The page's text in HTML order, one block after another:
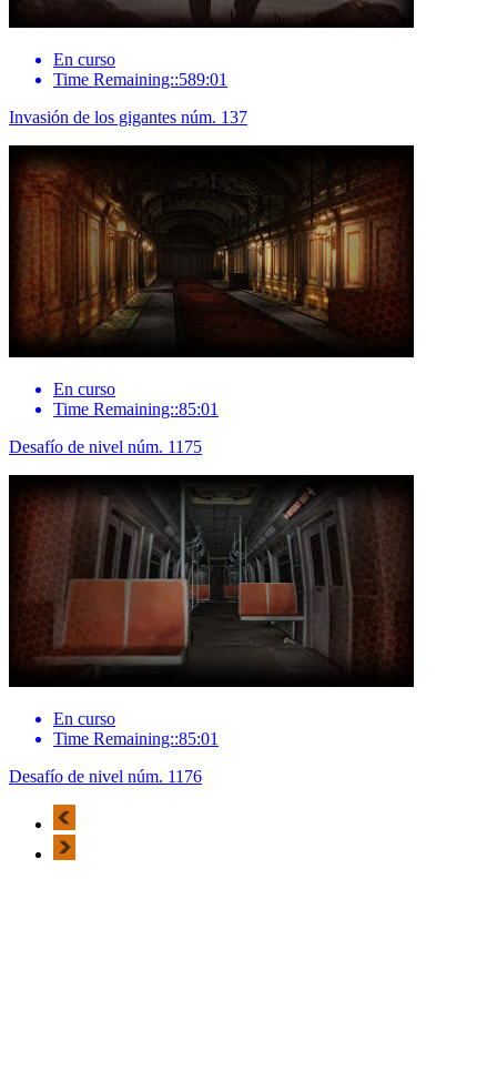
En curso
Time Remaining::589:01
Invasión de los gigantes núm. 137
En curso
Time Remaining::85:01
Desafío de nivel núm. 1175
En curso
Time Remaining::85:01
Desafío de nivel núm. 1176